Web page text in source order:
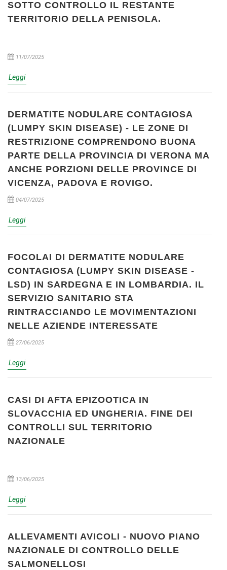
SOTTO CONTROLLO IL RESTANTE
TERRITORIO DELLA PENISOLA.
11/07/2025
Leggi
DERMATITE NODULARE CONTAGIOSA
(LUMPY SKIN DISEASE) - LE ZONE DI
RESTRIZIONE COMPRENDONO BUONA
PARTE DELLA PROVINCIA DI VERONA MA
ANCHE PORZIONI DELLE PROVINCE DI
VICENZA, PADOVA E ROVIGO.
04/07/2025
Leggi
FOCOLAI DI DERMATITE NODULARE
CONTAGIOSA (LUMPY SKIN DISEASE -
LSD) IN SARDEGNA E IN LOMBARDIA. IL
SERVIZIO SANITARIO STA
RINTRACCIANDO LE MOVIMENTAZIONI
NELLE AZIENDE INTERESSATE
27/06/2025
Leggi
CASI DI AFTA EPIZOOTICA IN
SLOVACCHIA ED UNGHERIA. FINE DEI
CONTROLLI SUL TERRITORIO
NAZIONALE
13/06/2025
Leggi
ALLEVAMENTI AVICOLI - NUOVO PIANO
NAZIONALE DI CONTROLLO DELLE
SALMONELLOSI